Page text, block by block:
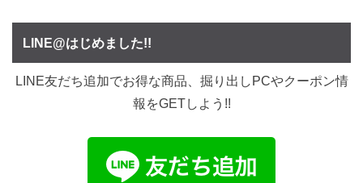
LINE@はじめました!!
LINE友だち追加でお得な商品、掘り出しPCやクーポン情
報をGETしよう!!